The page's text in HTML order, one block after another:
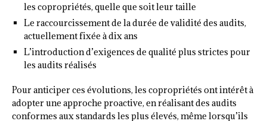
les copropriétés, quelle que soit leur taille
Le raccourcissement de la durée de validité des audits,
actuellement fixée à dix ans
L’introduction d’exigences de qualité plus strictes pour
les audits réalisés
Pour anticiper ces évolutions, les copropriétés ont intérêt à
adopter une approche proactive, en réalisant des audits
conformes aux standards les plus élevés, même lorsqu’ils